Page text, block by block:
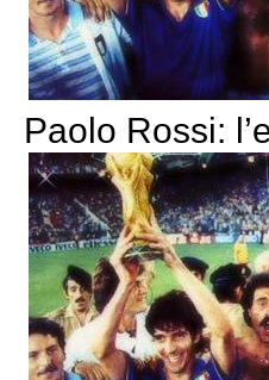
Paolo Rossi: